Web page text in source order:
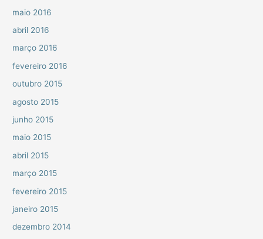
maio 2016
abril 2016
março 2016
fevereiro 2016
outubro 2015
agosto 2015
junho 2015
maio 2015
abril 2015
março 2015
fevereiro 2015
janeiro 2015
dezembro 2014